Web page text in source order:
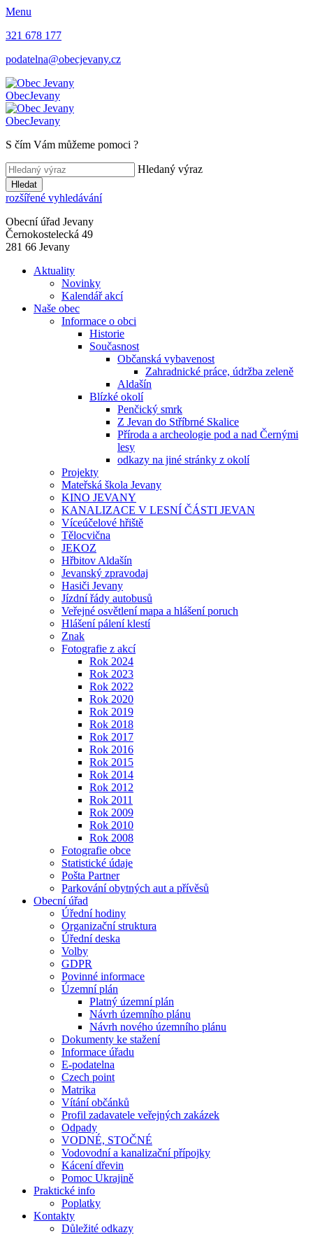
Menu
321 678 177
podatelna@obecjevany.cz
ObecJevany
ObecJevany
S čím Vám můžeme pomoci ?
Hledaný výraz
Hledat
rozšířené vyhledávání
Obecní úřad Jevany
Černokostelecká 49
281 66 Jevany
Aktuality
Novinky
Kalendář akcí
Naše obec
Informace o obci
Historie
Současnost
Občanská vybavenost
Zahradnické práce, údržba zeleně
Aldašín
Blízké okolí
Penčický smrk
Z Jevan do Stříbrné Skalice
Příroda a archeologie pod a nad Černými
lesy
odkazy na jiné stránky z okolí
Projekty
Mateřská škola Jevany
KINO JEVANY
KANALIZACE V LESNÍ ČÁSTI JEVAN
Víceúčelové hřiště
Tělocvična
JEKOZ
Hřbitov Aldašín
Jevanský zpravodaj
Hasiči Jevany
Jízdní řády autobusů
Veřejné osvětlení mapa a hlášení poruch
Hlášení pálení klestí
Znak
Fotografie z akcí
Rok 2024
Rok 2023
Rok 2022
Rok 2020
Rok 2019
Rok 2018
Rok 2017
Rok 2016
Rok 2015
Rok 2014
Rok 2012
Rok 2011
Rok 2009
Rok 2010
Rok 2008
Fotografie obce
Statistické údaje
Pošta Partner
Parkování obytných aut a přívěsů
Obecní úřad
Úřední hodiny
Organizační struktura
Úřední deska
Volby
GDPR
Povinné informace
Územní plán
Platný územní plán
Návrh územního plánu
Návrh nového územního plánu
Dokumenty ke stažení
Informace úřadu
E-podatelna
Czech point
Matrika
Vítání občánků
Profil zadavatele veřejných zakázek
Odpady
VODNÉ, STOČNÉ
Vodovodní a kanalizační přípojky
Kácení dřevin
Pomoc Ukrajině
Praktické info
Poplatky
Kontakty
Důležité odkazy